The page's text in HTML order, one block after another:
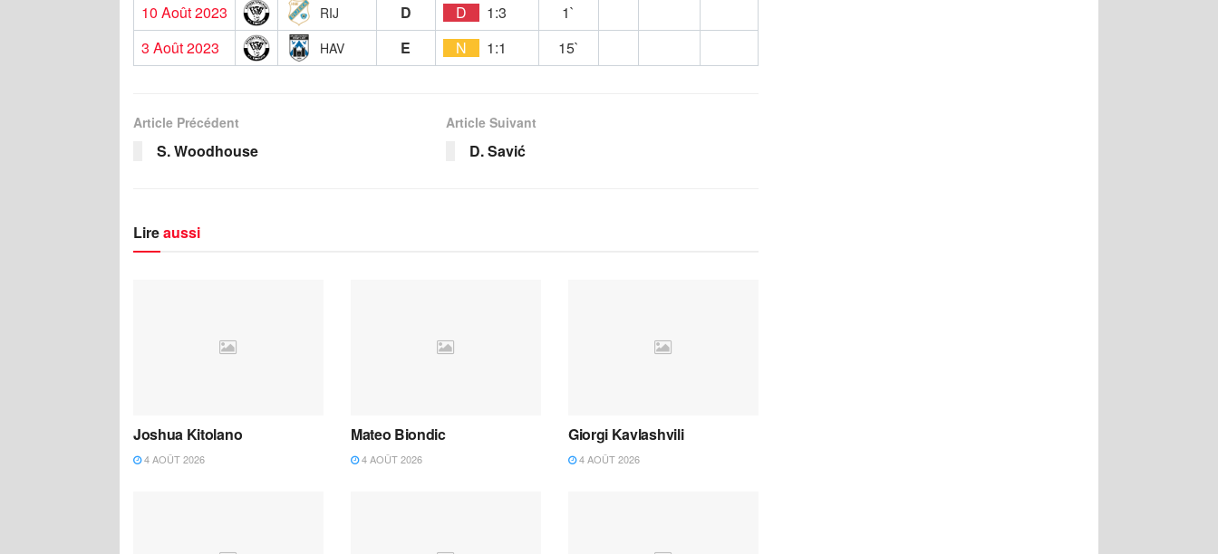
10 Août 2023
RIJ D D 1:3
1`
3 Août 2023
HAV E N 1:1 15`
Article Précédent
S. Woodhouse
Article Suivant
D. Savić
Lireaussi
Joshua Kitolano
4 AOÛT 2026
Mateo Biondic
4 AOÛT 2026
Giorgi Kavlashvili
4 AOÛT 2026